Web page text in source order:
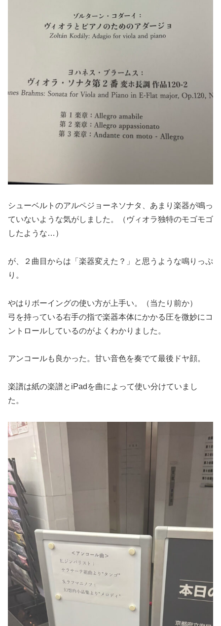
シューベルトのアルペジョーネソナタ、あまり楽器が鳴っ
ていないような気がしました。（ヴィオラ独特のモゴモゴ
したような…）
が、２曲目からは「楽器変えた？」と思うような鳴りっぷ
り。
やはりボーイングの使い方が上手い。（当たり前か）
弓を持っている右手の指で楽器本体にかかる圧を微妙にコ
ントロールしているのがよくわかりました。
アンコールも良かった。甘い音色を奏でて最後ドヤ顔。
楽譜は紙の楽譜とiPadを曲によって使い分けていまし
た。